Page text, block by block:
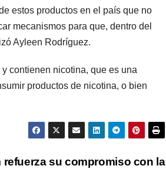
estos productos en el país que no
mecanismos para que, dentro del
Ayleen Rodríguez.
contienen nicotina, que es una
productos de nicotina, o bien
refuerza su compromiso con la